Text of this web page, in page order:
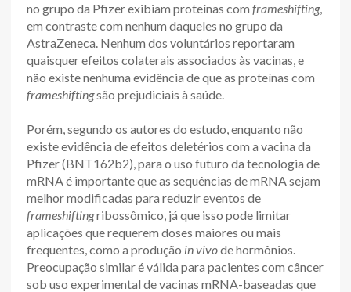
no grupo da Pfizer exibiam proteínas com frameshifting,
em contraste com nenhum daqueles no grupo da
AstraZeneca. Nenhum dos voluntários reportaram
quaisquer efeitos colaterais associados às vacinas, e
não existe nenhuma evidência de que as proteínas com
frameshiftingsão prejudiciais à saúde.
Porém, segundo os autores do estudo, enquanto não
existe evidência de efeitos deletérios com a vacina da
Pfizer (BNT162b2), para o uso futuro da tecnologia de
mRNA é importante que as sequências de mRNA sejam
melhor modificadas para reduzir eventos de
frameshiftingribossômico, já que isso pode limitar
aplicações que requerem doses maiores ou mais
frequentes, como a produção in vivode hormônios.
Preocupação similar é válida para pacientes com câncer
sob uso experimental de vacinas mRNA-baseadas que